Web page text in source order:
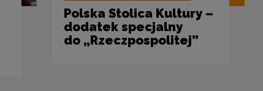
Polska Stolica Kultury –
dodatek specjalny
do „Rzeczpospolitej”